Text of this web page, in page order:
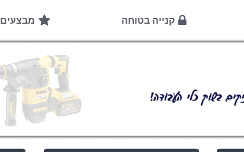
קנייה בטוחה מבצעים